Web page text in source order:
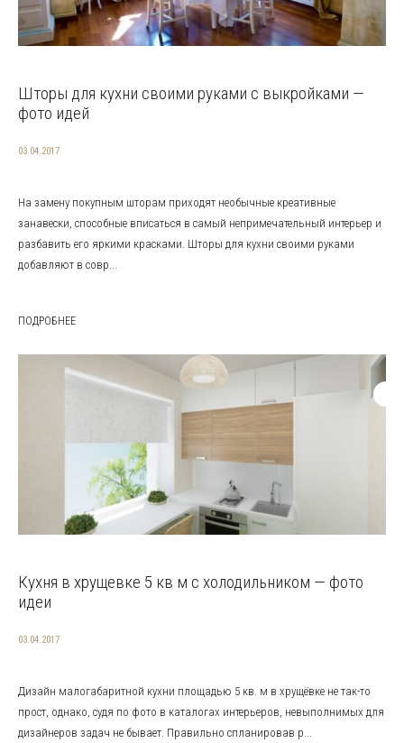
Шторы для кухни своими руками с выкройками —
фото идей
03.04.2017
На замену покупным шторам приходят необычные креативные
занавески, способные вписаться в самый непримечательный интерьер и
разбавить его яркими красками. Шторы для кухни своими руками
добавляют в совр...
ПОДРОБНЕЕ
Кухня в хрущевке 5 кв м с холодильником — фото
идеи
03.04.2017
Дизайн малогабаритной кухни площадью 5 кв. м в хрущёвке не так-то
прост, однако, судя по фото в каталогах интерьеров, невыполнимых для
дизайнеров задач не бывает. Правильно спланировав р...